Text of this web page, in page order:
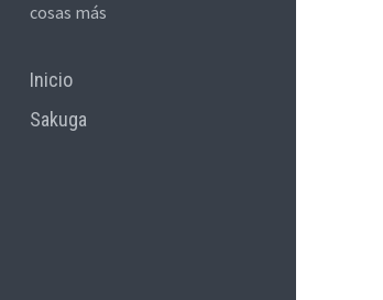
cosas más
Inicio
Sakuga